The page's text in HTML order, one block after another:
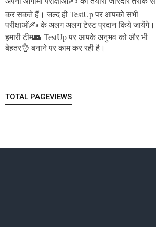
कर सकते हैं।जल्द ही TestUp पर आपको सभी
परीक्षाओं✍️ के अलग अलग टेस्ट प्रदान किये जायेंगे।
हमारी टीम👥 TestUp पर आपके अनुभव को और भी
बेहतर👌 बनाने पर काम कर रही है।
TOTAL PAGEVIEWS